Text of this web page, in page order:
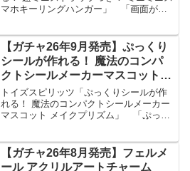
マホキーリングハンガー」 「画面が差
全国のカプセルトイ売り場から発売され
ます。 ケースを...
【ガチャ26年9月発売】ぷっくり
シールが作れる！ 魔法のコンパ
クトシールメーカーマスコット
メイクプリズム【トイズスピリッ
ツ】
トイズスピリッツ「ぷっくりシールが作
れる！ 魔法のコンパクトシールメーカー
マスコット メイクプリズム」 「ぷっく
ム」が全国のカプセルトイ売り場から発
売されます。 好き...
【ガチャ26年8月発売】フェルメ
ール アクリルアートチャーム